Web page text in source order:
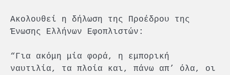
Ακολουθεί η δήλωση της Προέδρου της
Ένωσης Ελλήνων Εφοπλιστών:
“Για ακόμη μία φορά, η εμπορική
ναυτιλία, τα πλοία και, πάνω απ’ όλα, οι